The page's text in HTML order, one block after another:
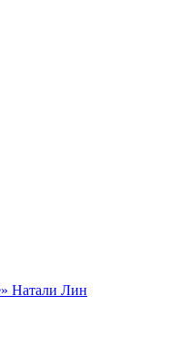
Натали Лин